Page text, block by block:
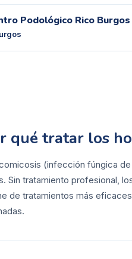
Podológico Rico Burgos
qué tratar los
(infección fúngica
Sin tratamiento profesional,
de tratamientos más